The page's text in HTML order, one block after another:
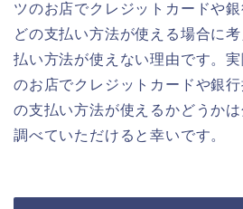
ツのお店でクレジットカードや
どの支払い方法が使える場合に
払い方法が使えない理由です。
のお店でクレジットカードや銀
の支払い方法が使えるかどうか
調べていただけると幸いです。